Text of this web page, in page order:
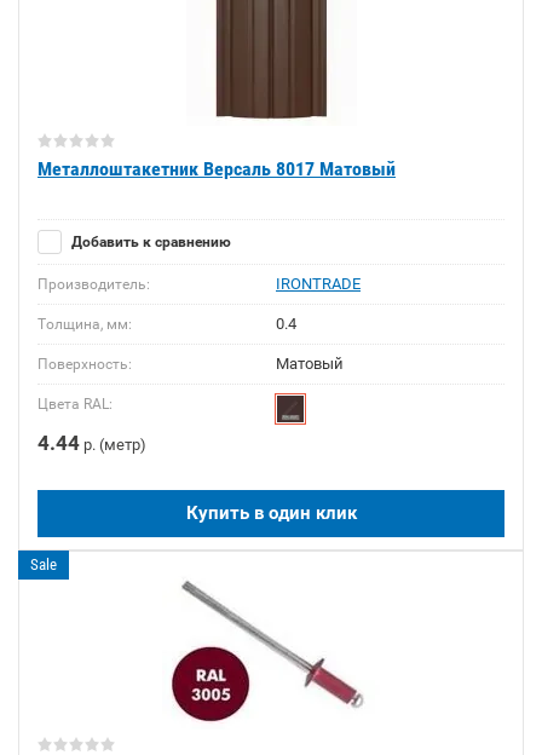
Металлоштакетник Версаль 8017 Матовый
Добавить к сравнению
Производитель: IRONTRADE
Толщина, мм: 0.4
Поверхность: Матовый
Цвета RAL:
4.44 р. (метр)
Купить в один клик
Sale